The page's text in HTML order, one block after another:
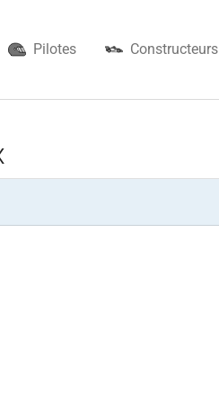
Pilotes Constructeurs